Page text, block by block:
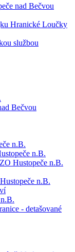
nad Bečvou
Hranické Loučky
službou
Bečvou
n.B.
n.B.
Hustopeče n.B.
n.B.
- detašované